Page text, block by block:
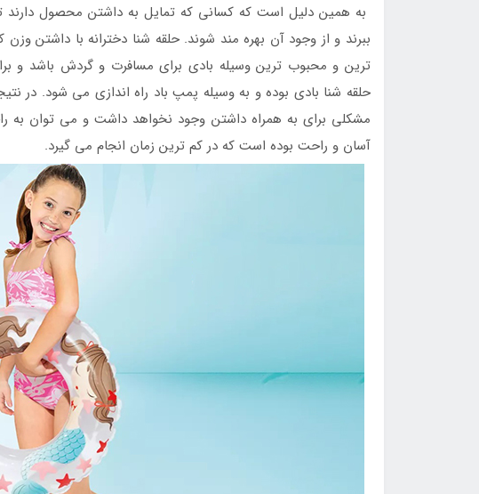
به همین دلیل است که کسانی که تمایل به داشتن محصول دارند
ببرند و از وجود آن بهره مند شوند. حلقه شنا دخترانه با داشتن
ترین و محبوب ترین وسیله بادی برای مسافرت و گردش باشد و
حلقه شنا بادی بوده و به وسیله پمپ باد راه اندازی می شود. در
مشکلی برای به همراه داشتن وجود نخواهد داشت و می توان به
آسان و راحت بوده است که در کم ترین زمان انجام می گیرد.